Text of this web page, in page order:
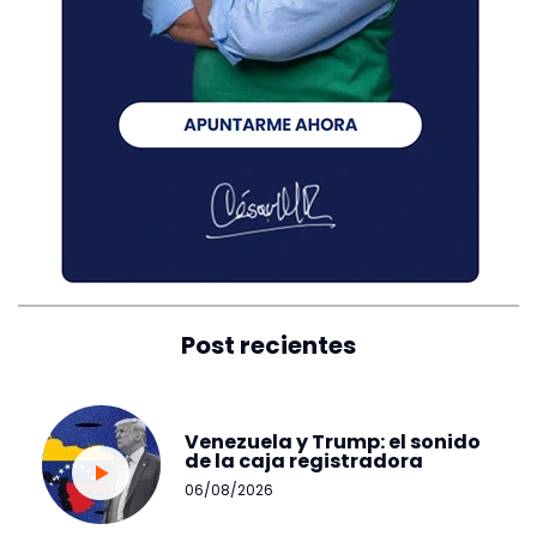
Post recientes
Venezuela y Trump: el sonido
de la caja registradora
06/08/2026